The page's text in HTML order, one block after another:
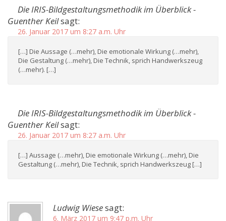
Die IRIS-Bildgestaltungsmethodik im Überblick -
Guenther Keilsagt:
26. Januar 2017 um 8:27 a.m. Uhr
[…] Die Aussage (…mehr), Die emotionale Wirkung (…mehr),
Die Gestaltung (…mehr), Die Technik, sprich Handwerkszeug
(…mehr). […]
Die IRIS-Bildgestaltungsmethodik im Überblick -
Guenther Keilsagt:
26. Januar 2017 um 8:27 a.m. Uhr
[…] Aussage (…mehr), Die emotionale Wirkung (…mehr), Die
Gestaltung (…mehr), Die Technik, sprich Handwerkszeug […]
Ludwig Wiesesagt:
6. März 2017 um 9:47 p.m. Uhr